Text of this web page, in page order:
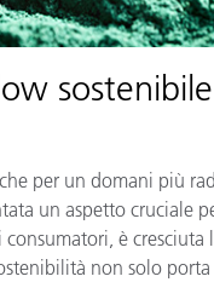
per un domani più
un aspetto cruciale
è
non solo